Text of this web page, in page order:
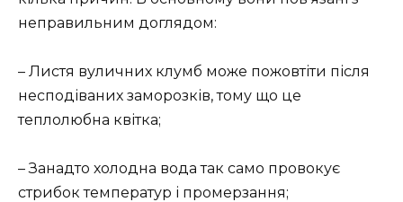
неправильним доглядом:
– Листя вуличних клумб може пожовтіти після
несподіваних заморозків, тому що це
теплолюбна квітка;
– Занадто холодна вода так само провокує
стрибок температур і промерзання;